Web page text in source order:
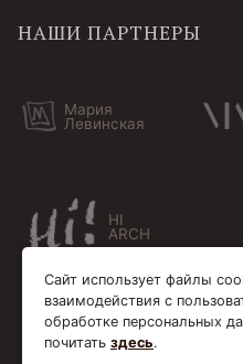
НАШИ ПАРТНЕРЫ
Мария
Левинская
HI
ARCH
Сайт использует файлы
взаимодействия с
обработке персональных
почитать здесь.